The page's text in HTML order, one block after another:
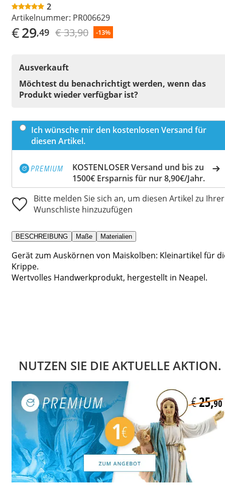
2
Artikelnummer: PR006629
€29,49 € 33,90 -13%
Ausverkauft
Möchtest du benachrichtigt werden, wenn das
Produkt wieder verfügbar ist?
Ich wünsche mir den kostenlosen Versand für
diesen Artikel.
KOSTENLOSER Versand und bis zu
1500€ Ersparnis für nur 8,90€/Jahr.
Bitte melden Sie sich an, um diesen Artikel zu Ihrer
Wunschliste hinzuzufügen
BESCHREIBUNG Maße Materialien
Gerät zum Auskörnen von Maiskolben: Kleinartikel für
Krippe.
Wertvolles Handwerkprodukt, hergestellt in Neapel.
NUTZEN SIE DIE AKTUELLE AKTION.